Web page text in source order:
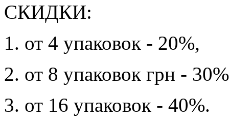
СКИДКИ:
1. от 4 упаковок - 20%,
2. от 8 упаковок грн -
3. от 16 упаковок - 40%.